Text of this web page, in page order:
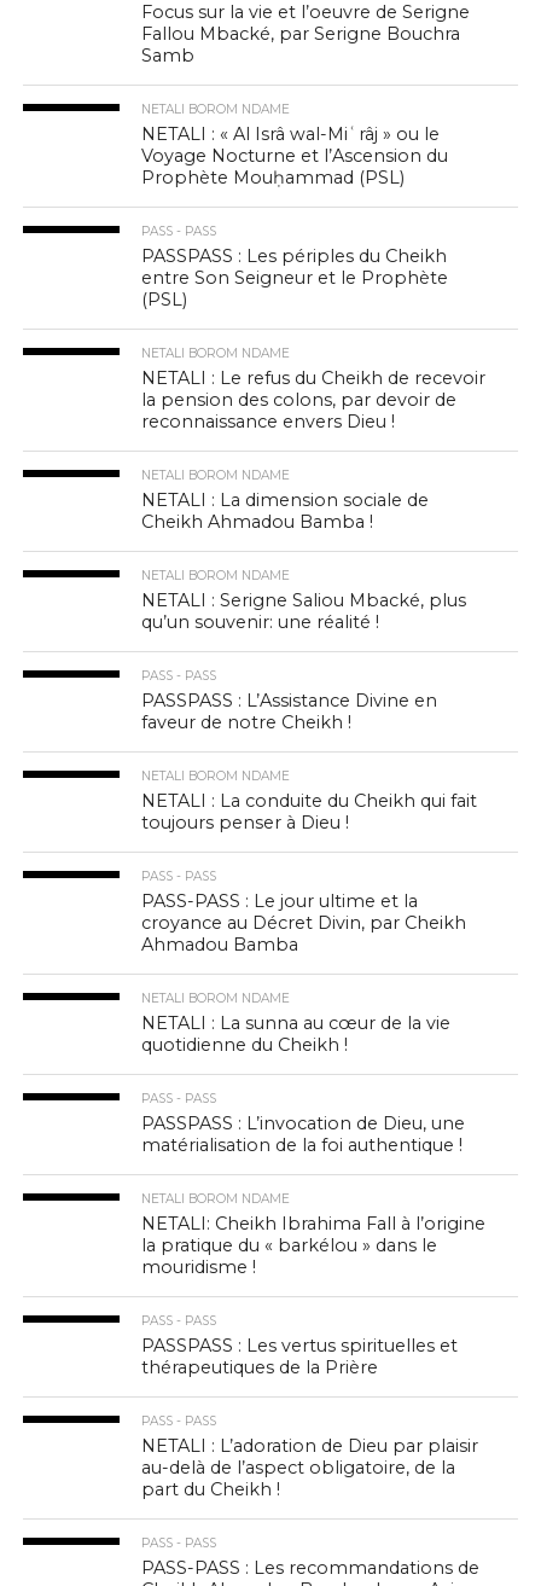
Focus sur la vie et l’oeuvre de Serigne
Fallou Mbacké, par Serigne Bouchra
Samb
NETALI BOROM NDAME
NETALI : « Al Isrâ wal-Miʿrâj » ou le
Voyage Nocturne et l’Ascension du
Prophète Mouḥammad (PSL)
PASS - PASS
PASSPASS : Les périples du Cheikh
entre Son Seigneur et le Prophète
(PSL)
NETALI BOROM NDAME
NETALI : Le refus du Cheikh de recevoir
la pension des colons, par devoir de
reconnaissance envers Dieu !
NETALI BOROM NDAME
NETALI : La dimension sociale de
Cheikh Ahmadou Bamba !
NETALI BOROM NDAME
NETALI : Serigne Saliou Mbacké, plus
qu’un souvenir: une réalité !
PASS - PASS
PASSPASS : L’Assistance Divine en
faveur de notre Cheikh !
NETALI BOROM NDAME
NETALI : La conduite du Cheikh qui fait
toujours penser à Dieu !
PASS - PASS
PASS-PASS : Le jour ultime et la
croyance au Décret Divin, par Cheikh
Ahmadou Bamba
NETALI BOROM NDAME
NETALI : La sunna au cœur de la vie
quotidienne du Cheikh !
PASS - PASS
PASSPASS : L’invocation de Dieu, une
matérialisation de la foi authentique !
NETALI BOROM NDAME
NETALI: Cheikh Ibrahima Fall à l’origine
la pratique du « barkélou » dans le
mouridisme !
PASS - PASS
PASSPASS : Les vertus spirituelles et
thérapeutiques de la Prière
PASS - PASS
NETALI : L’adoration de Dieu par plaisir
au-delà de l’aspect obligatoire, de la
part du Cheikh !
PASS - PASS
PASS-PASS : Les recommandations de